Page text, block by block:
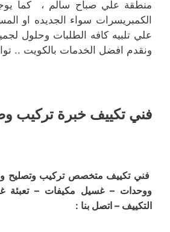
منطقة علي صباح سالم ، كما
الكمبريسرات سواء الجديده او
علي تلبيه كافه الطلبات وحلول
ونقدم افضل الخدمات بالكويت ..
فني تكييف خبرة تركيب
فني تكييف متخصص تركيب وتصليح
ووحدات – غسيل مكيفات – تعبئة
التكييف – اتصل بنا :